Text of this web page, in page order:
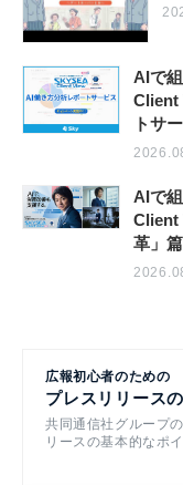
AIで
Client
トサ
AIで
Client
革」
広報初心者のための
プレスリリース
共同通信社グループ
リースの基本的なポ